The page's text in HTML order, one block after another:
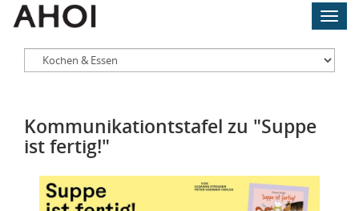
Skip
Kommunikationtstafel zu "Suppe
ist fertig!"